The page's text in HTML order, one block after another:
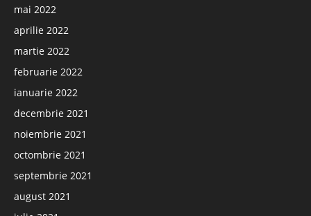
mai 2022
aprilie 2022
martie 2022
februarie 2022
ianuarie 2022
decembrie 2021
noiembrie 2021
octombrie 2021
septembrie 2021
august 2021